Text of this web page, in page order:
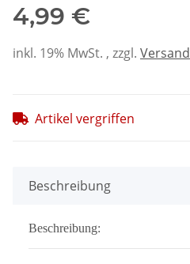
4,99 €
inkl. 19% MwSt. , zzgl. Versand
Artikel vergriffen
Beschreibung
Beschreibung: